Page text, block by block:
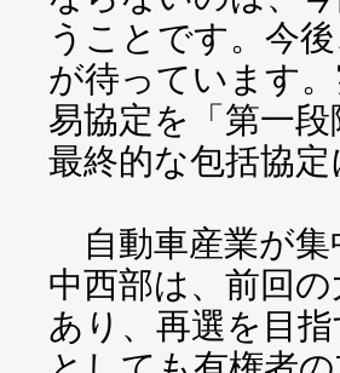
うことです。今
が待っています
易協定を「第一
最終的な包括協
自動車産業が集
中西部は、前回
あり、再選を目